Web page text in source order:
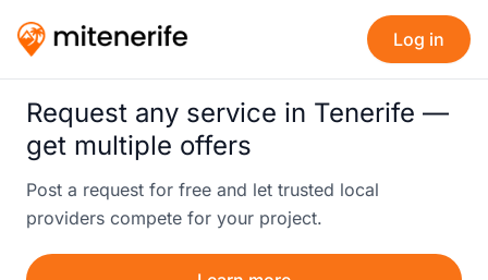
Log in
Request any service in Tenerife —
get multiple offers
Post a request for free and let trusted local
providers compete for your project.